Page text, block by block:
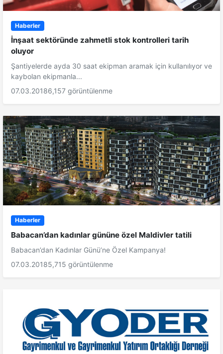
Haberler
İnşaat sektöründe zahmetli stok kontrolleri tarih
oluyor
Şantiyelerde ayda 30 saat ekipman aramak için kullanılıyor ve
kaybolan ekipmanla...
07.03.20186,157 görüntülenme
Haberler
Babacan’dan kadınlar gününe özel Maldivler tatili
Babacan’dan Kadınlar Günü’ne Özel Kampanya!
07.03.20185,715 görüntülenme